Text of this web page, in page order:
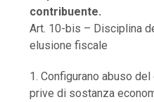
contribuente.
Art. 10-bis – Disciplina
elusione fiscale
1. Configurano abuso
prive di sostanza